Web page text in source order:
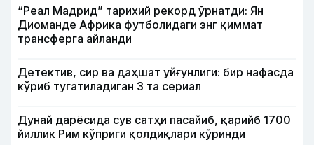
“Реал Мадрид” тарихий рекорд ўрнатди: Ян
Диоманде Африка футболидаги энг қиммат
трансферга айланди
Детектив, сир ва даҳшат уйғунлиги: бир нафасда
кўриб тугатиладиган 3 та сериал
Дунай дарёсида сув сатҳи пасайиб, қарийб 1700
йиллик Рим кўприги қолдиқлари кўринди